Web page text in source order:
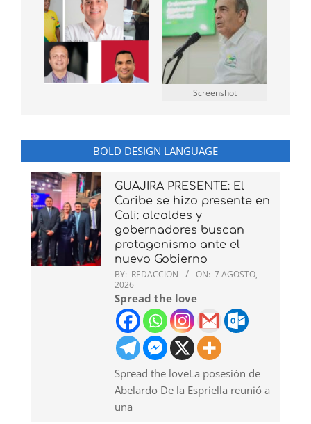
Screenshot
BOLD DESIGN LANGUAGE
GUAJIRA PRESENTE: El
Caribe se hizo presente en
Cali: alcaldes y
gobernadores buscan
protagonismo ante el
nuevo Gobierno
BY: REDACCION ON: 7 AGOSTO,
2026
Spread the love
Spread the loveLa posesión de
Abelardo De la Espriella reunió a
una